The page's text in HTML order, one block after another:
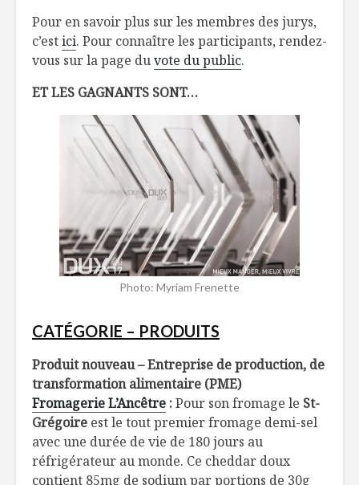
Pour en savoir plus sur les membres des jurys,
c’estici. Pour connaître les participants, rendez-
vous sur la page duvote du public.
ET LES GAGNANTS SONT…
Photo: Myriam Frenette
CATÉGORIE – PRODUITS
Produit nouveau – Entreprise de production, de
transformation alimentaire (PME)
Fromagerie L’Ancêtre :Pour son fromage le St-
Grégoire est le tout premier fromage demi-sel
avec une durée de vie de 180 jours au
réfrigérateur au monde. Ce cheddar doux
contient 85mg de sodium par portions de 30g